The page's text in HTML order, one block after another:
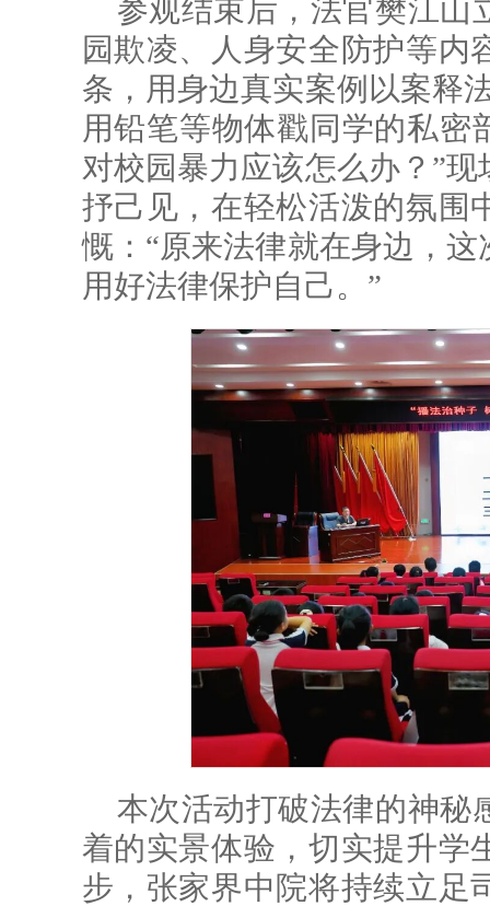
参观结束后，法官樊江山
园欺凌、人身安全防护等内
条，用身边真实案例以案释
用铅笔等物体戳同学的私密
对校园暴力应该怎么办？”
抒己见，在轻松活泼的氛围
慨：“原来法律就在身边，
用好法律保护自己。”
本次活动打破法律的神秘
着的实景体验，切实提升学
步，张家界中院将持续立足